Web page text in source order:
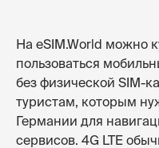
На eSIM.World можно
пользоваться
без физической SIM-
туристам, которым
Германии для
сервисов. 4G LTE